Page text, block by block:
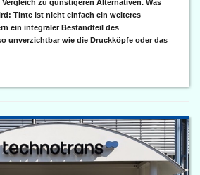
zu günstigeren Alternativen. Was
Tinte ist nicht einfach ein weiteres
ein integraler Bestandteil des
unverzichtbar wie die Druckköpfe oder das